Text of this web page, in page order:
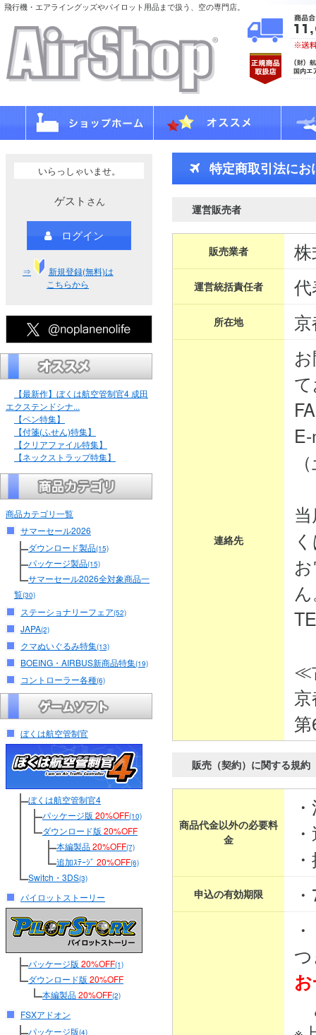
飛行機・エアライングッズやパイロット用品まで扱う、空の専門店。
いらっしゃいませ。
ゲスト さん
ログイン
⇒
新規登録(無料)は
こちらから
【最新作】ぼくは航空管制官4 成田
エクステンドシナ...
【ペン特集】
【付箋(ふせん)特集】
【クリアファイル特集】
【ネックストラップ特集】
商品カテゴリ一覧
サマーセール2026
ダウンロード製品(15)
パッケージ製品(15)
サマーセール2026全対象商品一
覧(30)
ステーショナリーフェア(52)
JAPA(2)
クマぬいぐるみ特集(13)
BOEING・AIRBUS新商品特集(19)
コントローラー各種(6)
ぼくは航空管制官
ぼくは航空管制官4
パッケージ版 20%OFF(10)
ダウンロード版 20%OFF
本編製品20%OFF(7)
追加ｽﾃｰｼﾞ 20%OFF(6)
Switch・3DS(3)
パイロットストーリー
パッケージ版 20%OFF(1)
ダウンロード版 20%OFF
本編製品20%OFF(2)
FSXアドオン
パッケージ版(4)
特定商取引法にお
運営販売者
販売業者
運営統括責任者
所在地
連絡先
≪
販売（契約）に関する規約
商品代金以外の必要料
金
申込の有効期限